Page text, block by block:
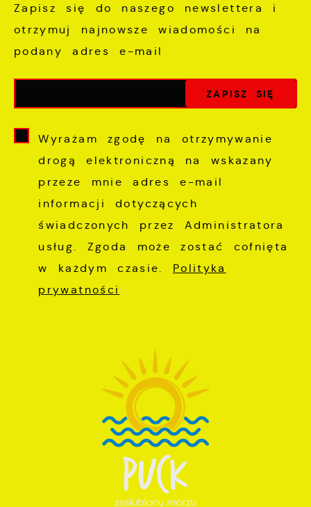
Zapisz się do naszego newslettera i
otrzymuj najnowsze wiadomości na
podany adres e-mail
Wyrażam zgodę na otrzymywanie
drogą elektroniczną na wskazany
przeze mnie adres e-mail
informacji dotyczących
świadczonych przez Administratora
usług. Zgoda może zostać cofnięta
w każdym czasie. Polityka
prywatności